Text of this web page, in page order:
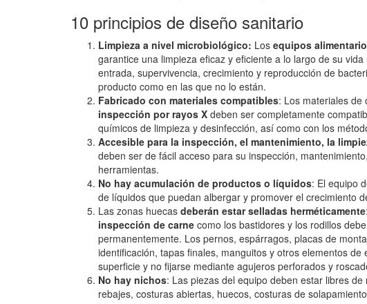
10 principios de diseño sanitario
Limpieza a nivel microbiológico: Los equipos
garantice una limpieza eficaz y eficiente a lo largo de su
entrada, supervivencia, crecimiento y reproducción de
producto como en las que no lo están.
Fabricado con materiales compatibles: Los materiales de
inspección por rayos X deben ser completamente
químicos de limpieza y desinfección, así como con los
Accesible para la inspección, el mantenimiento, la
deben ser de fácil acceso para su inspección,
herramientas.
No hay acumulación de productos o líquidos: El equipo
de líquidos que puedan albergar y promover el crecimiento
Las zonas huecas deberán estar selladas herméticamente
inspección de carne como los bastidores y los rodillos
permanentemente. Los pernos, espárragos, placas de
identificación, tapas finales, manguitos y otros elementos
superficie y no fijarse mediante agujeros perforados y
No hay nichos: Las piezas del equipo deben estar libres
rebajes, costuras abiertas, huecos, costuras de